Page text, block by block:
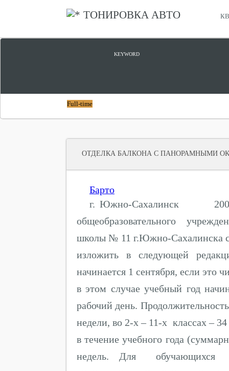
ТОНИРОВКА АВТО
KEYWORD
Full-time
ОТДЕЛКА БАЛКОНА С ПАНОРАМНЫМИ
Барто
г. Южно-Сахалинск 2009
общеобразовательного
школы № 11 г.Южно-Сахалинска
изложить в следующей
начинается 1 сентября, если это
в этом случае учебный год
рабочий день.
недели, во 2-х – 11-х классах –
в течение учебного года
недель. Для обучающихся